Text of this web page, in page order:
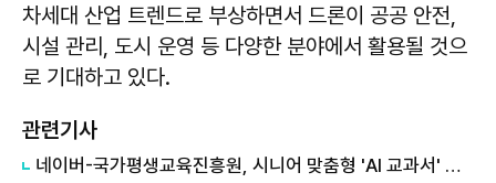
차세대 산업 트렌드로 부상하면서 드론이 공공 안전,
시설 관리, 도시 운영 등 다양한 분야에서 활용될 것으
로 기대하고 있다.
관련기사
네이버-국가평생교육진흥원, 시니어 맞춤형 'AI 교과서' 공동 개발